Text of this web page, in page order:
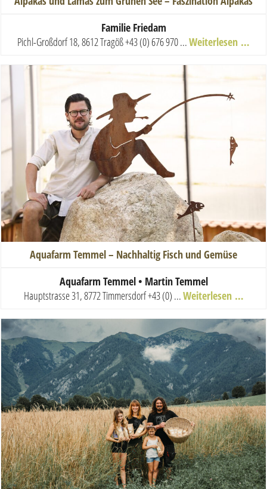
Familie Friedam
Pichl-Großdorf 18, 8612 Tragöß+43 (0) 676 970 ...Weiterlesen …
Aquafarm Temmel – Nachhaltig Fisch und Gemüse
Aquafarm Temmel • Martin Temmel
Hauptstrasse 31, 8772 Timmersdorf+43 (0) ...Weiterlesen …